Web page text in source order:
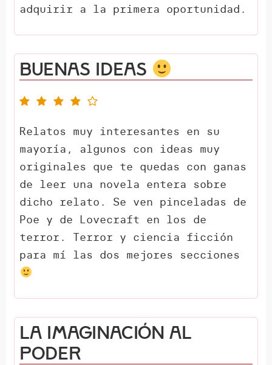
adquirir a la primera oportunidad.
Buenas ideas
Relatos muy interesantes en su
mayoría, algunos con ideas muy
originales que te quedas con ganas
de leer una novela entera sobre
dicho relato. Se ven pinceladas de
Poe y de Lovecraft en los de
terror. Terror y ciencia ficción
para mí las dos mejores secciones
La imaginación al
poder